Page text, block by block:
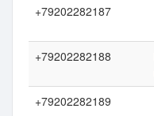
+79202282187
+79202282188
+79202282189